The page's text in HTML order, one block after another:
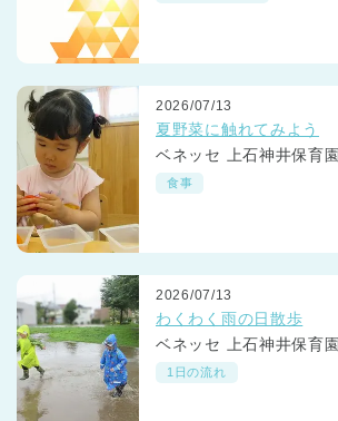
2026/07/13
夏野菜に触れてみよう
ベネッセ 上石神井保育園
食事
2026/07/13
わくわく雨の日散歩
ベネッセ 上石神井保育園
1日の流れ